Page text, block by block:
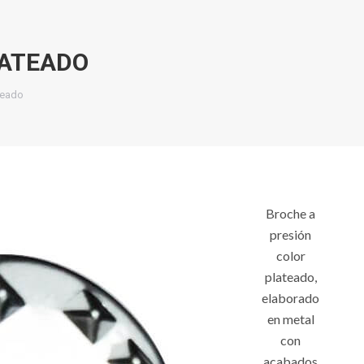
Broche a
presión
color
plateado,
elaborado
en metal
con